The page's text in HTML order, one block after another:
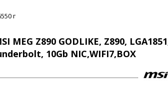
г
MEG Z890 GODLIKE, Z890,
10Gb NIC,WIFI7,BOX